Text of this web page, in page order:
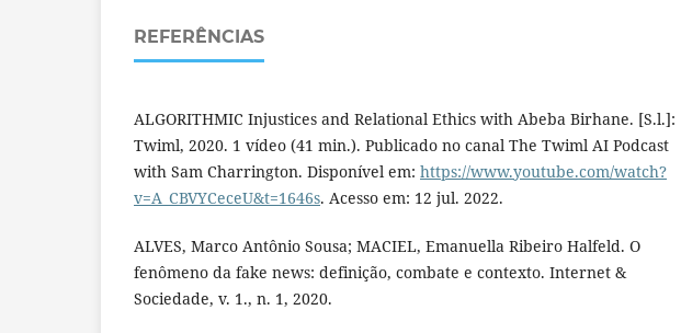
REFERÊNCIAS
ALGORITHMIC Injustices and Relational Ethics with Abeba Birhane. [S.l.]:
Twiml, 2020. 1 vídeo (41 min.). Publicado no canal The Twiml AI Podcast
with Sam Charrington. Disponível em: https://www.youtube.com/watch?
v=A_CBVYCeceU&t=1646s. Acesso em: 12 jul. 2022.
ALVES, Marco Antônio Sousa; MACIEL, Emanuella Ribeiro Halfeld. O
fenômeno da fake news: definição, combate e contexto. Internet &
Sociedade, v. 1., n. 1, 2020.